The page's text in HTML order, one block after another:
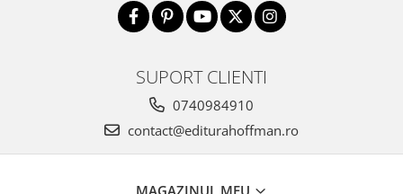
SUPORT CLIENTI
0740984910
contact@editurahoffman.ro
MAGAZINUL MEU